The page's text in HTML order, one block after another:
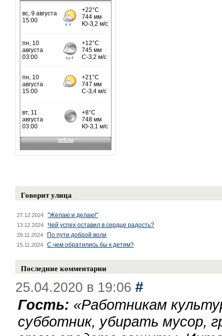
Говорит улица
27.12.2024 "Желаю и делаю!"
13.12.2024 Чей успех оставил в сердце радость?
29.11.2024 По пути доброй воли
15.11.2024 С чем обратились бы к детям?
Последние комментарии
25.04.2020 в 19:06 #
Гость: «Работникам
субботник, убирать мусор,